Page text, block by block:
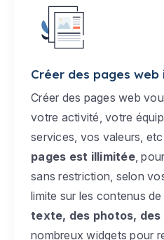
Créer des pages web
Créer des pages web
votre activité, votre
services, vos valeurs,
pages est illimitée,
sans restriction, selon
limite sur les contenus
texte, des photos, des
nombreux widgets pour